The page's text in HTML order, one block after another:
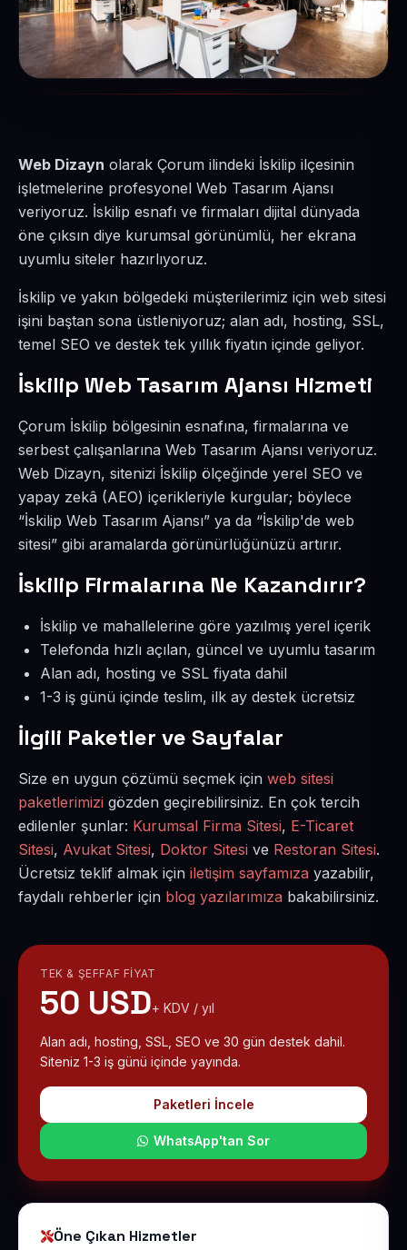
Web Dizayn olarak Çorum ilindeki İskilip ilçesinin
işletmelerine profesyonel Web Tasarım Ajansı
veriyoruz. İskilip esnafı ve firmaları dijital dünyada
öne çıksın diye kurumsal görünümlü, her ekrana
uyumlu siteler hazırlıyoruz.
İskilip ve yakın bölgedeki müşterilerimiz için web sitesi
işini baştan sona üstleniyoruz; alan adı, hosting, SSL,
temel SEO ve destek tek yıllık fiyatın içinde geliyor.
İskilip Web Tasarım Ajansı Hizmeti
Çorum İskilip bölgesinin esnafına, firmalarına ve
serbest çalışanlarına Web Tasarım Ajansı veriyoruz.
Web Dizayn, sitenizi İskilip ölçeğinde yerel SEO ve
yapay zekâ (AEO) içerikleriyle kurgular; böylece
“İskilip Web Tasarım Ajansı” ya da “İskilip'de web
sitesi” gibi aramalarda görünürlüğünüzü artırır.
İskilip Firmalarına Ne Kazandırır?
İskilip ve mahallelerine göre yazılmış yerel içerik
Telefonda hızlı açılan, güncel ve uyumlu tasarım
Alan adı, hosting ve SSL fiyata dahil
1-3 iş günü içinde teslim, ilk ay destek ücretsiz
İlgili Paketler ve Sayfalar
Size en uygun çözümü seçmek için web sitesi
paketlerimizi gözden geçirebilirsiniz. En çok tercih
edilenler şunlar: Kurumsal Firma Sitesi, E-Ticaret
Sitesi, Avukat Sitesi, Doktor Sitesi ve Restoran Sitesi.
Ücretsiz teklif almak için iletişim sayfamıza yazabilir,
faydalı rehberler için blog yazılarımıza bakabilirsiniz.
TEK & ŞEFFAF FIYAT
50 USD+ KDV / yıl
Alan adı, hosting, SSL, SEO ve 30 gün destek dahil.
Siteniz 1-3 iş günü içinde yayında.
Paketleri İncele
WhatsApp'tan Sor
Öne Çıkan Hizmetler